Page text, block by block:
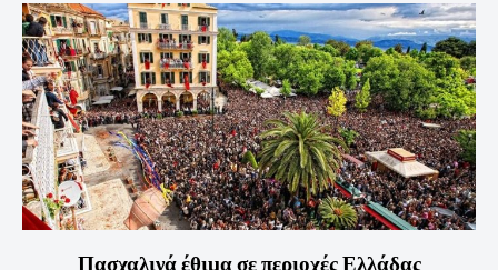
Πασχαλινά έθιμα σε περιοχές Ελλάδας